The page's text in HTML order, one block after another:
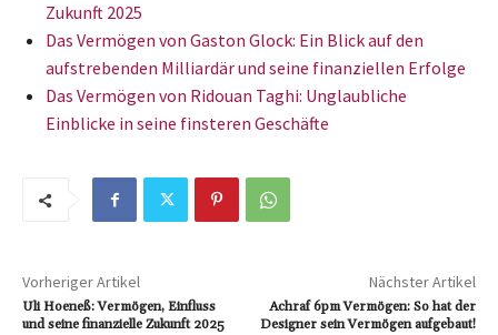
Zukunft 2025
Das Vermögen von Gaston Glock: Ein Blick auf den
aufstrebenden Milliardär und seine finanziellen Erfolge
Das Vermögen von Ridouan Taghi: Unglaubliche
Einblicke in seine finsteren Geschäfte
Vorheriger Artikel
Uli Hoeneß: Vermögen, Einfluss
und seine finanzielle Zukunft 2025
Nächster Artikel
Achraf 6pm Vermögen: So hat der
Designer sein Vermögen aufgebaut!